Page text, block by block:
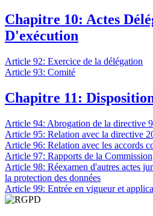
Chapitre 10: Actes
D'exécution
Article 92: Exercice de la délégation
Article 93: Comité
Chapitre 11:
Article 94: Abrogation de la directive
Article 95: Relation avec la directive
Article 96: Relation avec les accords
Article 97: Rapports de la Commission
Article 98: Réexamen d'autres actes
la protection des données
Article 99: Entrée en vigueur et